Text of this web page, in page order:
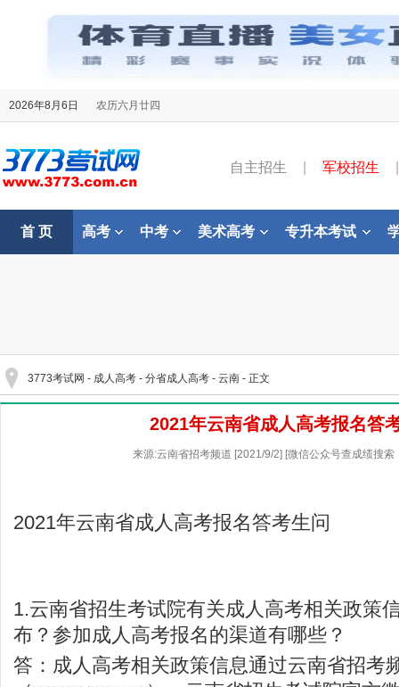
2026年8月6日 农历六月廿四
自主招生 军校招生
首 页 高考 中考 美术高考 专升本考试
3773考试网 - 成人高考 - 分省成人高考 - 云南 - 正文
2021年云南省成人高考报名答
来源:云南省招考频道 [2021/9/2] [微信公众号查成绩搜索
2021年云南省成人高考报名答考生问
1.云南省招生考试院有关成人高考相关政策
布？参加成人高考报名的渠道有哪些？
答：成人高考相关政策信息通过云南省招考